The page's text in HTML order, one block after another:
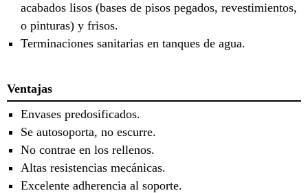
acabados lisos (bases de pisos pegados, revestimientos,
o pinturas) y frisos.
Terminaciones sanitarias en tanques de agua.
Ventajas
Envases predosificados.
Se autosoporta, no escurre.
No contrae en los rellenos.
Altas resistencias mecánicas.
Excelente adherencia al soporte.